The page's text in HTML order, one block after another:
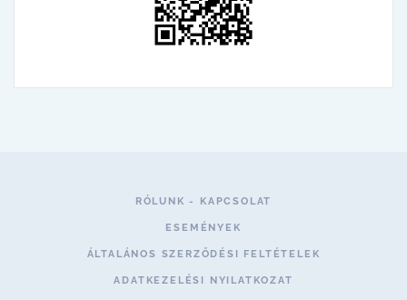
RÓLUNK - KAPCSOLAT
ESEMÉNYEK
ÁLTALÁNOS SZERZŐDÉSI FELTÉTELEK
ADATKEZELÉSI NYILATKOZAT